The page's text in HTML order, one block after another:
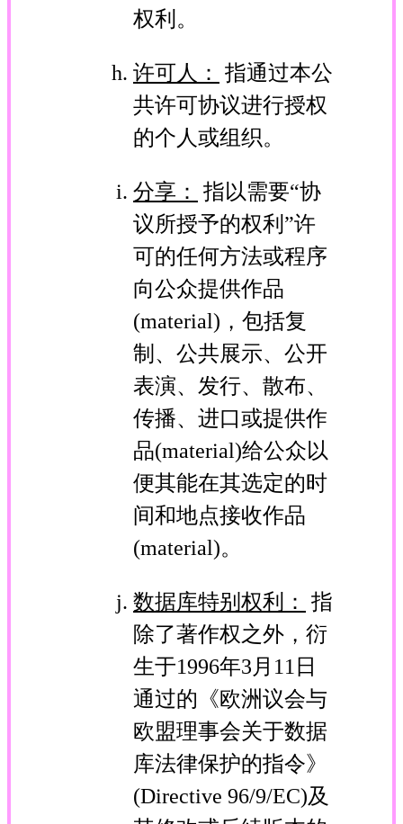
权利。
许可人：
指通过本公
共许可协议进行授权
的个人或组织。
分享：
指以需要“协
议所授予的权利”许
可的任何方法或程序
向公众提供作品
(material)，包括复
制、公共展示、公开
表演、发行、散布、
传播、进口或提供作
品(material)给公众以
便其能在其选定的时
间和地点接收作品
(material)。
数据库特别权利：
指
除了著作权之外，衍
生于1996年3月11日
通过的《欧洲议会与
欧盟理事会关于数据
库法律保护的指令》
(Directive 96/9/EC)及